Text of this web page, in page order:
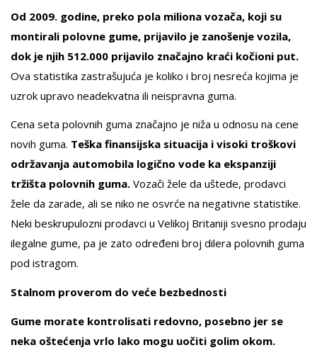
Od 2009. godine, preko pola miliona vozača, koji su
montirali polovne gume, prijavilo je zanošenje vozila,
dok je njih 512.000 prijavilo značajno kraći kočioni put.
Ova statistika zastrašujuća je koliko i broj nesreća kojima je
uzrok upravo neadekvatna ili neispravna guma.
Cena seta polovnih guma značajno je niža u odnosu na cene
novih guma. Teška finansijska situacija i visoki troškovi
održavanja automobila logično vode ka ekspanziji
tržišta polovnih guma. Vozači žele da uštede, prodavci
žele da zarade, ali se niko ne osvrće na negativne statistike.
Neki beskrupulozni prodavci u Velikoj Britaniji svesno prodaju
ilegalne gume, pa je zato određeni broj dilera polovnih guma
pod istragom.
Stalnom proverom do veće bezbednosti
Gume morate kontrolisati redovno, posebno jer se
neka oštećenja vrlo lako mogu uočiti golim okom.